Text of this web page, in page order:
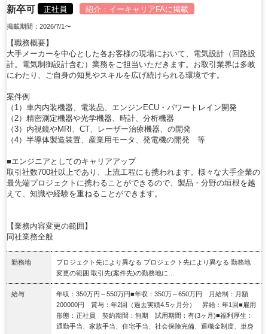
新卒可
正社員 紹介： イーキャリアFAに掲載
掲載期間：2026/7/1〜
【職務概要】
大手メーカーを中心とした各お客様の現場において、電気設計（回路設
計。電気制御設計含む）業務をご担当いただきます。お取引業界は多岐
にわたり、ご自身の知見やスキルを広げ続けられる環境です。
案件例
（1）車内内装機器、電装品、エンジンECU・パワートレイン開発
（2）精密測定機器や光学機器、時計、分析機器
（3）内視鏡やMRI、CT、レーザー治療機器、の開発
（4）半導体製造装置、産業用モータ、発電機の開発 等
■エンジニアとしてのキャリアアップ
取引社数700社以上であり、上流工程にも携われます。様々な大手企業の
最先端プロジェクトに携わることができるので、製品・分野の垣根を越
えて、知識や経験を重ねることができます。
【業務内容変更の範囲】
同社業務全般
勤務地
プロジェクト先により異なる プロジェクト先により異なる 勤務地
変更の範囲:取引先(案件先)の勤務地に…
給与
年収：350万円～550万円■年収：350万～650万円 月給制：月額
200000円 賞与：年2回（過去実績4.5ヶ月分） 昇給：年1回■雇用
形態：正社員 契約期間：無期 試用期間：有(3ヶ月)■福利厚生：
通勤手当、家族手当、住宅手当、社会保険完備、退職金制度、単身